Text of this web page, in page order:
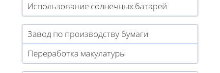
Использование солнечных батарей
Завод по производству бумаги
Переработка макулатуры